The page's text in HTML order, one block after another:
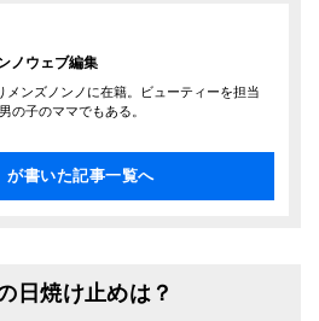
ノウェブ編集
メンズノンノに在籍。ビューティーを担当
の子のママでもある。
が書いた記事一覧へ
日焼け止めは？